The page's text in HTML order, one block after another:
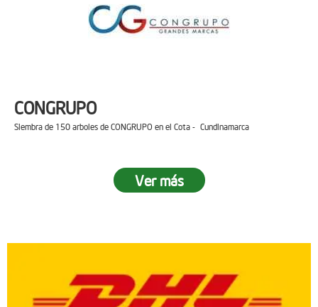
CONGRUPO
Siembra de 150 arboles de CONGRUPO en el Cota - Cundinamarca
Ver más